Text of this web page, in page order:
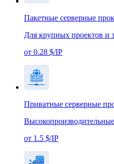
Пакетные серверные
Для крупных проектов и
от 0.28 $/IP
Приватные серверные
от 1.5 $/IP